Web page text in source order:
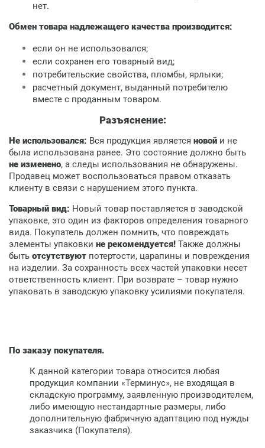
нет.
Обмен товара надлежащего качества производится:
если он не использовался;
если сохранен его товарный вид;
потребительские свойства, пломбы, ярлыки;
расчетный документ, выданный потребителю
вместе с проданным товаром.
Разъяснение:
Не использовался: Вся продукция является новой и не
была использована ранее. Это состояние должно быть
не изменено, а следы использования не обнаружены.
Продавец может воспользоваться правом отказать
клиенту в связи с нарушением этого пункта.
Товарный вид: Новый товар поставляется в заводской
упаковке, это один из факторов определения товарного
вида. Покупатель должен помнить, что повреждать
элементы упаковки не рекомендуется! Также должны
быть отсутствуют потертости, царапины и повреждения
на изделии. За сохранность всех частей упаковки несет
ответственность клиент. При возврате – товар нужно
упаковать в заводскую упаковку усилиями покупателя.
По заказу покупателя.
К данной категории товара относится любая
продукция компании «Терминус», не входящая в
складскую программу, заявленную производителем,
либо имеющую нестандартные размеры, либо
дополнительную фабричную адаптацию под нужды
заказчика (Покупателя).